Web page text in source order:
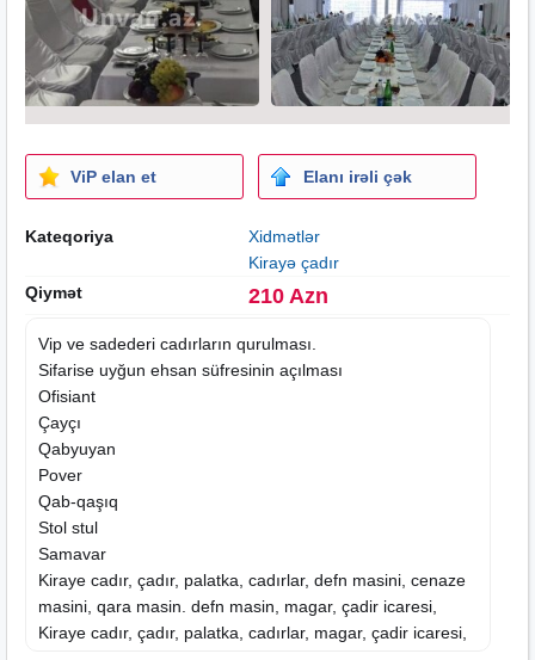
ViP elan et Elanı irəli çək
Kateqoriya
Xidmətlər
Kirayə çadır
Qiymət
210 Azn
Vip ve sadederi cadırların qurulması.
Sifarise uyğun ehsan süfresinin açılması
Ofisiant
Çayçı
Qabyuyan
Pover
Qab-qaşıq
Stol stul
Samavar
Kiraye cadır, çadır, palatka, cadırlar, defn masini , cenaze
masini, qara masin. defn masin, magar, çadir icaresi,
Kiraye cadır, çadır, palatka, cadırlar, magar, çadir icaresi,